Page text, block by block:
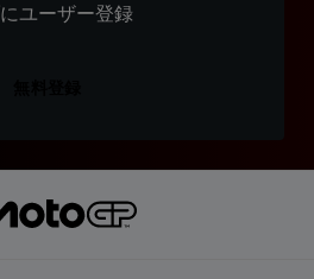
ユーザー登録